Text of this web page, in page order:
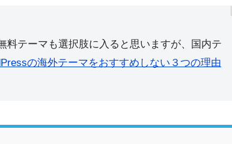
料テーマも選択肢に入ると思いますが、国内テ
の海外テーマをおすすめしない３つの理由